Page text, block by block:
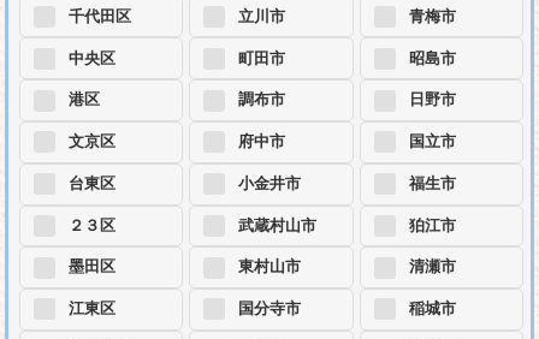
千代田区
中央区
港区
文京区
台東区
２３区
墨田区
江東区
立川市
町田市
調布市
府中市
小金井市
武蔵村山市
東村山市
国分寺市
青梅市
昭島市
日野市
国立市
福生市
狛江市
清瀬市
稲城市